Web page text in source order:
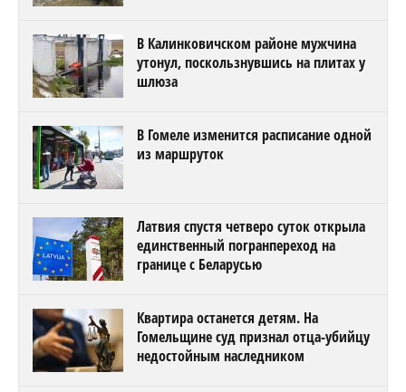
В Калинковичском районе мужчина
утонул, поскользнувшись на плитах у
шлюза
В Гомеле изменится расписание одной
из маршруток
Латвия спустя четверо суток открыла
единственный погранпереход на
границе с Беларусью
Квартира останется детям. На
Гомельщине суд признал отца-убийцу
недостойным наследником